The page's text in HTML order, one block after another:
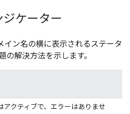
ケーター
イン名の横に表示されるステータ
の解決方法を示します。
アクティブで、エラーはありませ